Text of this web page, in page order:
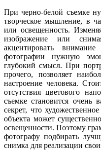
При черно-белой съемке
творческое мышление, в
или освещенность.
изображение или
акцентировать
фотографии нужную
глубокий смысл. При
прочего, позволяет
настроение человека.
отсутствия цветового
съемке становится очень
секрет, что
объекта может
освещенности. Поэтому
фотографу подбирать
снимка для реализации